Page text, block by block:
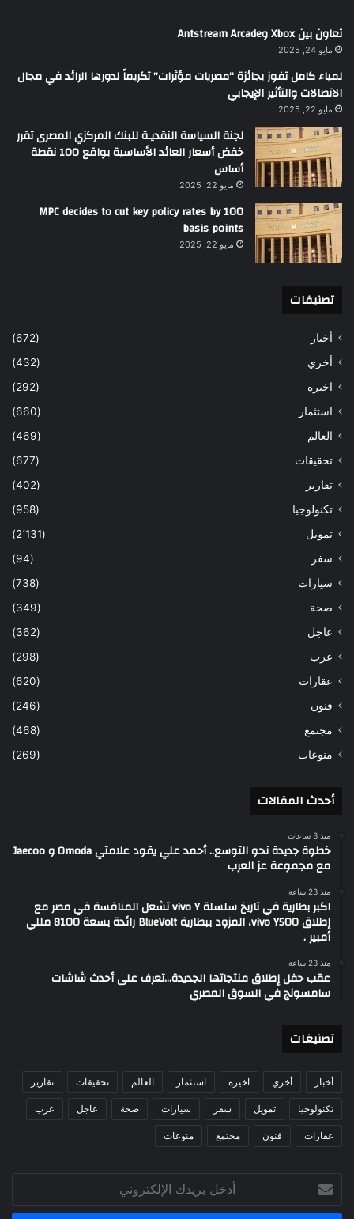
تعاون بين Xbox وAntstream Arcade
مايو 24, 2025
لمياء كامل تفوز بجائزة “مصريات مؤثرات” تكريماً لدورها الرائد في مجال
الاتصالات والتأثير الإيجابي
مايو 22, 2025
لجنة السياسة النقديـة للبنك المركزي المصرى تقرر
خفض أسعار العائد الأساسية بواقع 100 نقطة
أساس
مايو 22, 2025
MPC decides to cut key policy rates by 100
basis points
مايو 22, 2025
تصنيفات
أخبار
(672)
أخري
(432)
اخيره
(292)
استثمار
(660)
العالم
(469)
تحقيقات
(677)
تقارير
(402)
تكنولوجيا
(958)
تمويل
(2٬131)
سفر
(94)
سيارات
(738)
صحة
(349)
عاجل
(362)
عرب
(298)
عقارات
(620)
فنون
(246)
مجتمع
(468)
منوعات
(269)
أحدث المقالات
منذ 3 ساعات
خطوة جديدة نحو التوسع.. أحمد علي يقود علامتي Omoda و Jaecoo
مع مجموعة عز العرب
منذ 23 ساعة
اكبر بطارية في تاريخ سلسلة vivo Y تشعل المنافسة في مصر مع
إطلاق vivo Y500، المزود ببطارية BlueVolt رائدة بسعة 8100 مللي
أمبير .
منذ 23 ساعة
عقب حفل إطلاق منتجاتها الجديدة…تعرف على أحدث شاشات
سامسونج في السوق المصري
تصنيغات
أخبار أخري اخيره استثمار العالم تحقيقات تقارير
تكنولوجيا تمويل سفر سيارات صحة عاجل عرب
عقارات فنون مجتمع منوعات
بريدك
الإلكتروني